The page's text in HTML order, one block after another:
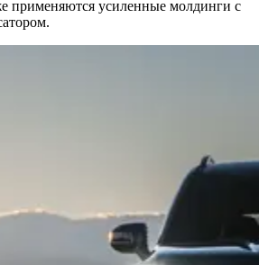
применяются усиленные молдинги с